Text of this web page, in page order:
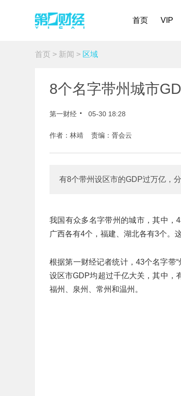
首页 VIP
首页 > 新闻 > 区域
8个名字带州城市
第一财经 05-30 18:28
作者：林靖 责编：胥会云
有8个带州设区市的GDP过万亿，
我国有众多名字带州的城市，其中，
广西各有4个，福建、湖北各有3个。
根据第一财经记者统计，43个名字带
设区市GDP均超过千亿大关，其中，
福州、泉州、常州和温州。